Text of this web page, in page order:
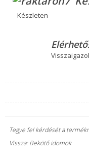
Készleten
Tegye fel kérdését a
Vissza: Bekötő idomok